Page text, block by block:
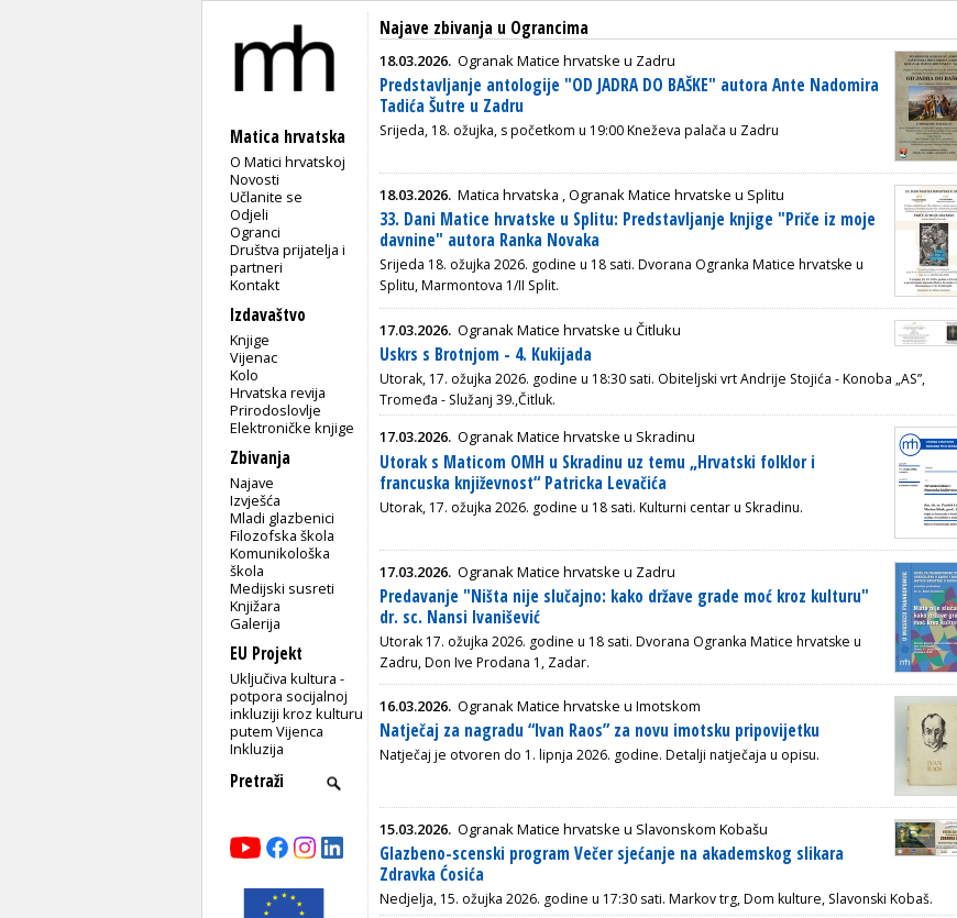
Matica hrvatska
O Matici hrvatskoj
Novosti
Učlanite se
Odjeli
Ogranci
Društva prijatelja i
partneri
Kontakt
Izdavaštvo
Knjige
Vijenac
Kolo
Hrvatska revija
Prirodoslovlje
Elektroničke knjige
Zbivanja
Najave
Izvješća
Mladi glazbenici
Filozofska škola
Komunikološka
škola
Medijski susreti
Knjižara
Galerija
EU Projekt
Uključiva kultura -
potpora socijalnoj
inkluziji kroz kulturu
putem Vijenca
Inkluzija
Najave zbivanja u Ograncima
18.03.2026. Ogranak Matice hrvatske u Zadru
Predstavljanje antologije "OD JADRA DO BAŠKE" autora Ante Nadomira
Tadića Šutre u Zadru
Srijeda, 18. ožujka, s početkom u 19:00Kneževa palača u Zadru
18.03.2026. Matica hrvatska ,Ogranak Matice hrvatske u Splitu
33. Dani Matice hrvatske u Splitu: Predstavljanje knjige "Priče iz moje
davnine" autora Ranka Novaka
Srijeda 18. ožujka 2026. godine u 18 sati. Dvorana Ogranka Matice hrvatske u
Splitu, Marmontova 1/II Split.
17.03.2026. Ogranak Matice hrvatske u Čitluku
Uskrs s Brotnjom - 4. Kukijada
Utorak, 17. ožujka 2026. godine u 18:30 sati. Obiteljski vrt Andrije Stojića - Konoba „AS”,
Tromeđa - Služanj 39.,Čitluk.
17.03.2026. Ogranak Matice hrvatske u Skradinu
Utorak s Maticom OMH u Skradinu uz temu „Hrvatski folklor i
francuska književnost“ Patricka Levačića
Utorak, 17. ožujka 2026. godine u 18 sati. Kulturni centar u Skradinu.
17.03.2026. Ogranak Matice hrvatske u Zadru
Predavanje "Ništa nije slučajno: kako države grade moć kroz kulturu"
dr. sc. Nansi Ivanišević
Utorak 17. ožujka 2026. godine u 18 sati. Dvorana Ogranka Matice hrvatske u
Zadru, Don Ive Prodana 1, Zadar.
16.03.2026. Ogranak Matice hrvatske u Imotskom
Natječaj za nagradu “Ivan Raos” za novu imotsku pripovijetku
Natječaj je otvoren do 1. lipnja 2026. godine. Detalji natječaja u opisu.
15.03.2026. Ogranak Matice hrvatske u Slavonskom Kobašu
Glazbeno-scenski program Večer sjećanje na akademskog slikara
Zdravka Ćosića
Nedjelja, 15. ožujka 2026. godine u 17:30 sati. Markov trg, Dom kulture, Slavonski Kobaš.